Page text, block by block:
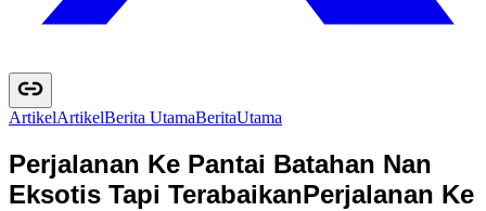
ArtikelArtikelBerita UtamaBeritaUtama
Perjalanan Ke Pantai Batahan Nan
Eksotis Tapi TerabaikanPerjalanan Ke